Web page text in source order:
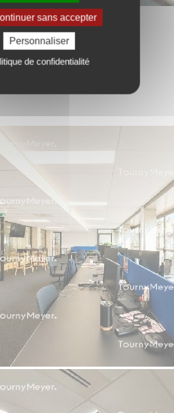
sans accepter
Personnaliser
de confidentialité